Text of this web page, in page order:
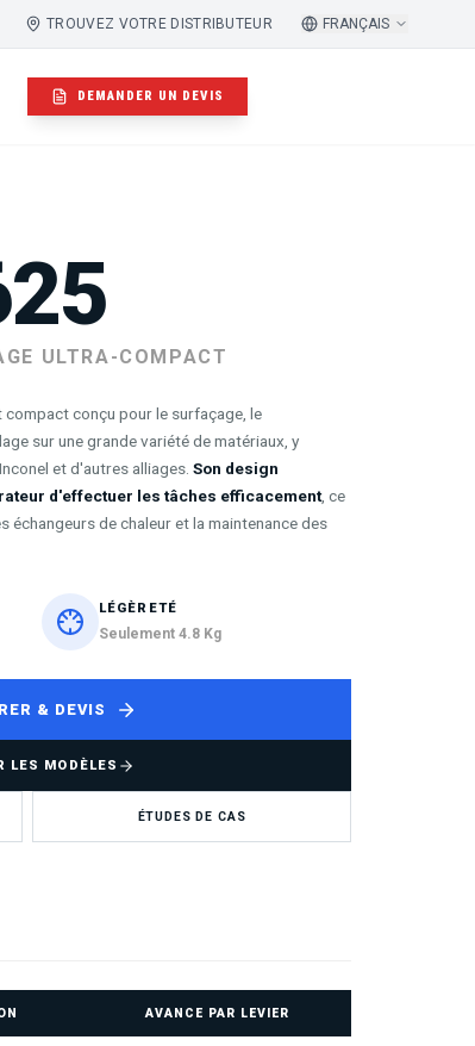
TROUVEZ VOTRE DISTRIBUTEUR FRANÇAIS
DEMANDER UN DEVIS
ULTRA-COMPACT
conçu pour le surfaçage, le
sur une grande variété de matériaux, y
et d'autres alliages. Son design
d'effectuer les tâches efficacement, ce
échangeurs de chaleur et la maintenance des
LÉGÈRETÉ
Seulement 4.8 Kg
& DEVIS
LES MODÈLES
ÉTUDES DE CAS
AVANCE PAR LEVIER